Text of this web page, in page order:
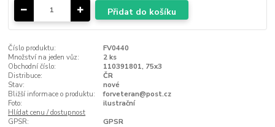
Přidat do košíku
Číslo produktu:
FV0440
Množství na jeden vůz:
2 ks
Obchodní číslo:
110391801, 75x3
Distribuce:
ČR
Stav:
nové
Bližší informace o produktu:
forveteran@post.cz
Foto:
ilustrační
Hlídat cenu / dostupnost
GPSR:
GPSR